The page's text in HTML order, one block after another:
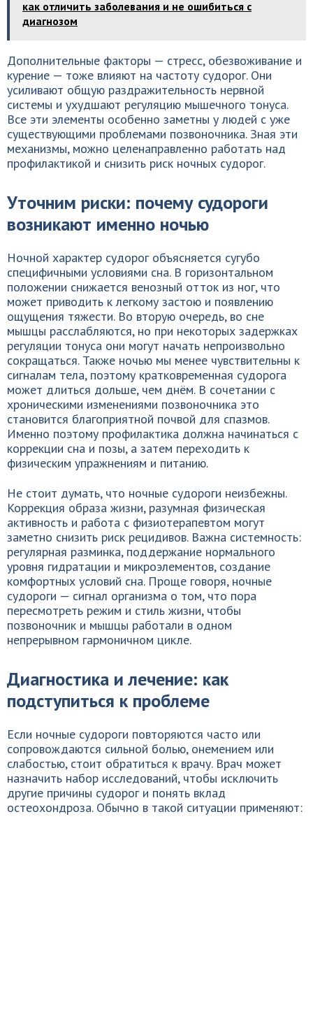
как отличить заболевания и не ошибиться с
диагнозом
Дополнительные факторы — стресс, обезвоживание и
курение — тоже влияют на частоту судорог. Они
усиливают общую раздражительность нервной
системы и ухудшают регуляцию мышечного тонуса.
Все эти элементы особенно заметны у людей с уже
существующими проблемами позвоночника. Зная эти
механизмы, можно целенаправленно работать над
профилактикой и снизить риск ночных судорог.
Уточним риски: почему судороги
возникают именно ночью
Ночной характер судорог объясняется сугубо
специфичными условиями сна. В горизонтальном
положении снижается венозный отток из ног, что
может приводить к легкому застою и появлению
ощущения тяжести. Во вторую очередь, во сне
мышцы расслабляются, но при некоторых задержках
регуляции тонуса они могут начать непроизвольно
сокращаться. Также ночью мы менее чувствительны к
сигналам тела, поэтому кратковременная судорога
может длиться дольше, чем днём. В сочетании с
хроническими изменениями позвоночника это
становится благоприятной почвой для спазмов.
Именно поэтому профилактика должна начинаться с
коррекции сна и позы, а затем переходить к
физическим упражнениям и питанию.
Не стоит думать, что ночные судороги неизбежны.
Коррекция образа жизни, разумная физическая
активность и работа с физиотерапевтом могут
заметно снизить риск рецидивов. Важна системность:
регулярная разминка, поддержание нормального
уровня гидратации и микроэлементов, создание
комфортных условий сна. Проще говоря, ночные
судороги — сигнал организма о том, что пора
пересмотреть режим и стиль жизни, чтобы
позвоночник и мышцы работали в одном
непрерывном гармоничном цикле.
Диагностика и лечение: как
подступиться к проблеме
Если ночные судороги повторяются часто или
сопровождаются сильной болью, онемением или
слабостью, стоит обратиться к врачу. Врач может
назначить набор исследований, чтобы исключить
другие причины судорог и понять вклад
остеохондроза. Обычно в такой ситуации применяют: